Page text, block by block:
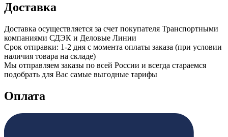
Доставка
Доставка осуществляется за счет покупателя Транспортными
компаниями СДЭК и Деловые Линии
Срок отправки: 1-2 дня с момента оплаты заказа (при условии
наличия товара на складе)
Мы отправляем заказы по всей России и всегда стараемся
подобрать для Вас самые выгодные тарифы
Оплата